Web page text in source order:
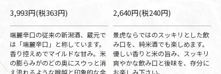
3,993円(税363円)
端麗辛口の従来の新潟酒、蔵元で
は「端麗辛口」と称しています。
香り控えめでマイルドな甘み。米
の膨らみがのどの奥にスウっと消
2,640円(税240円)
景虎ならではのスッキリとした飲
み口を、純米酒でも楽しめます。
優しい香りと米の旨み、スッキリ
爽やかな飲み口と後味を、存分に